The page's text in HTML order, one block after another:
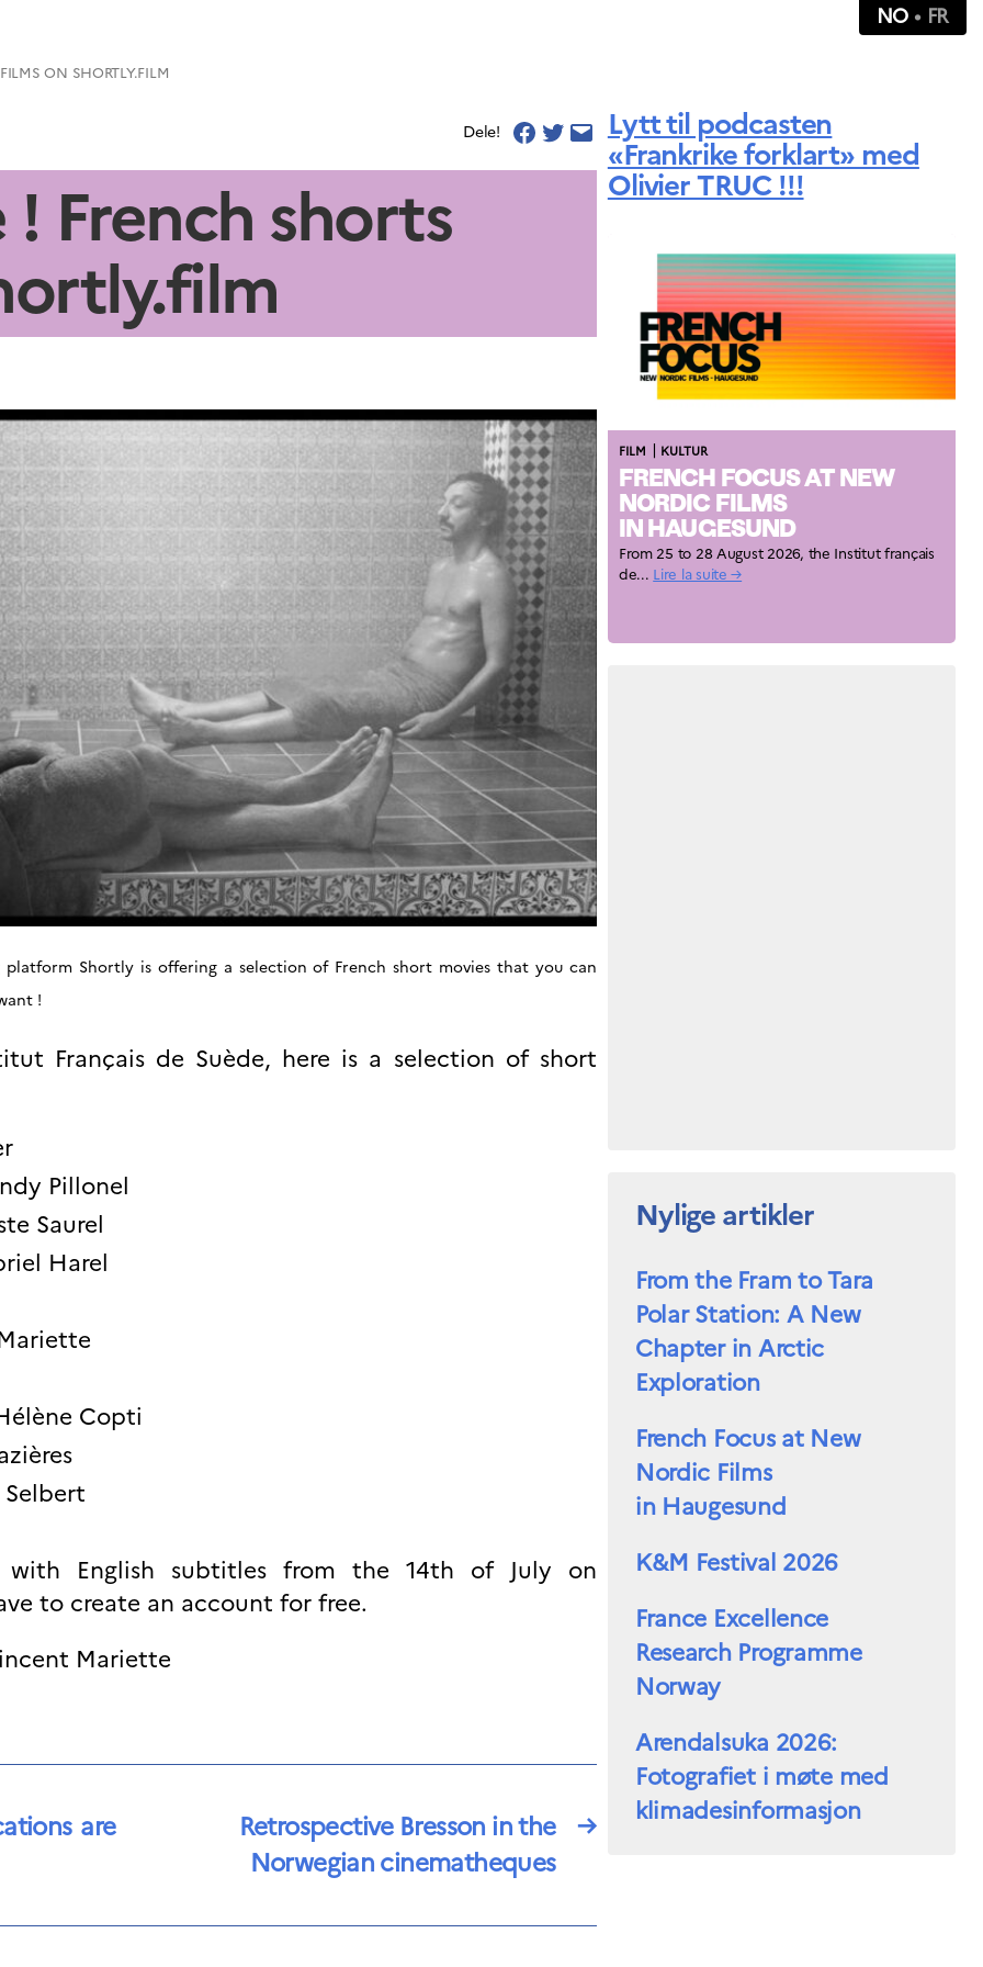
NO FR
ON SHORTLY.FILM
Dele!
! French shorts
Shortly is offering a selection of French short movies that you can
!
Français de Suède, here is a selection of short
Pillonel
Saurel
Harel
Copti
with English subtitles from the 14th of July on
to create an account for free.
Mariette
are
→
Retrospective Bresson in the
Norwegian cinematheques
Lytt til podcasten
«Frankrike forklart» med
Olivier TRUC !!!
FILM | KULTUR
FRENCH FOCUS AT NEW
NORDIC FILMS
IN HAUGESUND
From 25 to 28 August 2026, the Institut français
de... Lire la suite →
Nylige artikler
From the Fram to Tara
Polar Station: A New
Chapter in Arctic
Exploration
French Focus at New
Nordic Films
in Haugesund
K&M Festival 2026
France Excellence
Research Programme
Norway
Arendalsuka 2026:
Fotografiet i møte med
klimadesinformasjon